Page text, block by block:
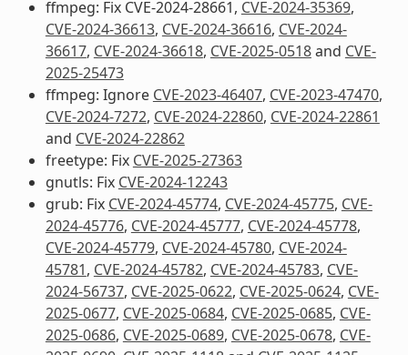
ffmpeg: Fix CVE-2024-28661, CVE-2024-35369,
CVE-2024-36613, CVE-2024-36616, CVE-2024-
36617, CVE-2024-36618, CVE-2025-0518and CVE-
2025-25473
ffmpeg: Ignore CVE-2023-46407, CVE-2023-47470,
CVE-2024-7272, CVE-2024-22860, CVE-2024-22861
and CVE-2024-22862
freetype: Fix CVE-2025-27363
gnutls: Fix CVE-2024-12243
grub: Fix CVE-2024-45774, CVE-2024-45775, CVE-
2024-45776, CVE-2024-45777, CVE-2024-45778,
CVE-2024-45779, CVE-2024-45780, CVE-2024-
45781, CVE-2024-45782, CVE-2024-45783, CVE-
2024-56737, CVE-2025-0622, CVE-2025-0624, CVE-
2025-0677, CVE-2025-0684, CVE-2025-0685, CVE-
2025-0686, CVE-2025-0689, CVE-2025-0678, CVE-